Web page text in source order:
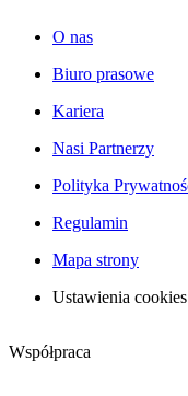
O nas
Biuro prasowe
Kariera
Nasi Partnerzy
Polityka
Regulamin
Mapa strony
Ustawienia cookies
Współpraca